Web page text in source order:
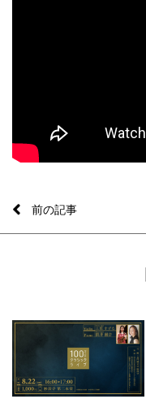
前の記事